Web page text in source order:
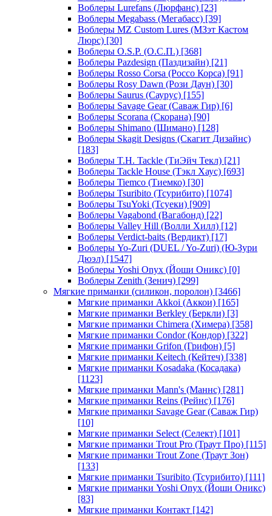
Воблеры Lurefans (Люрфанс) [23]
Воблеры Megabass (Мегабасс) [39]
Воблеры MZ Custom Lures (МЗэт Кастом
Люрс) [30]
Воблеры O.S.P. (О.С.П.) [368]
Воблеры Pazdesign (Паздизайн) [21]
Воблеры Rosso Corsa (Россо Корса) [91]
Воблеры Rosy Dawn (Рози Даун) [30]
Воблеры Saurus (Саурус) [155]
Воблеры Savage Gear (Саваж Гир) [6]
Воблеры Scorana (Скорана) [90]
Воблеры Shimano (Шимано) [128]
Воблеры Skagit Designs (Скагит Дизайнс)
[183]
Воблеры T.H. Tackle (ТиЭйч Текл) [21]
Воблеры Tackle House (Тэкл Хаус) [693]
Воблеры Tiemco (Тиемко) [30]
Воблеры Tsuribito (Тсурибито) [1074]
Воблеры TsuYoki (Тсуеки) [909]
Воблеры Vagabond (Вагабонд) [22]
Воблеры Valley Hill (Волли Хилл) [12]
Воблеры Verdict-baits (Вердикт) [17]
Воблеры Yo-Zuri (DUEL / Yo-Zuri) (Ю-Зури
Дюэл) [1547]
Воблеры Yoshi Onyx (Йоши Оникс) [0]
Воблеры Zenith (Зенич) [299]
Мягкие приманки (силикон, поролон) [3466]
Мягкие приманки Akkoi (Аккои) [165]
Мягкие приманки Berkley (Беркли) [3]
Мягкие приманки Chimera (Химера) [358]
Мягкие приманки Condor (Кондор) [322]
Мягкие приманки Grifon (Грифон) [5]
Мягкие приманки Keitech (Кейтеч) [338]
Мягкие приманки Kosadaka (Косадака)
[1123]
Мягкие приманки Mann's (Маннс) [281]
Мягкие приманки Reins (Рейнс) [176]
Мягкие приманки Savage Gear (Саваж Гир)
[10]
Мягкие приманки Select (Селект) [101]
Мягкие приманки Trout Pro (Траут Про) [115]
Мягкие приманки Trout Zone (Траут Зон)
[133]
Мягкие приманки Tsuribito (Тсурибито) [111]
Мягкие приманки Yoshi Onyx (Йоши Оникс)
[83]
Мягкие приманки Контакт [142]